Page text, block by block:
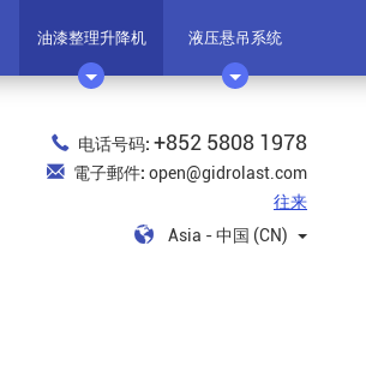
油漆整理升降机 液压悬吊系统
电话号码: +852 5808 1978
電子郵件: open@gidrolast.com
往来
Asia - 中国 (CN)